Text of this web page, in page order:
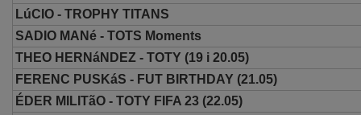
LúCIO - TROPHY TITANS
SADIO MANé - TOTS Moments
THEO HERNáNDEZ - TOTY (19 i 20.05)
FERENC PUSKáS - FUT BIRTHDAY (21.05)
ÉDER MILITãO - TOTY FIFA 23 (22.05)